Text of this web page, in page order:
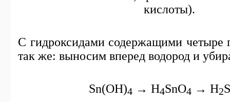
кислоты).
С гидроксидами содержащими
так же: выносим вперед водород и
Sn(OH)4→ H4SnO4→ H2